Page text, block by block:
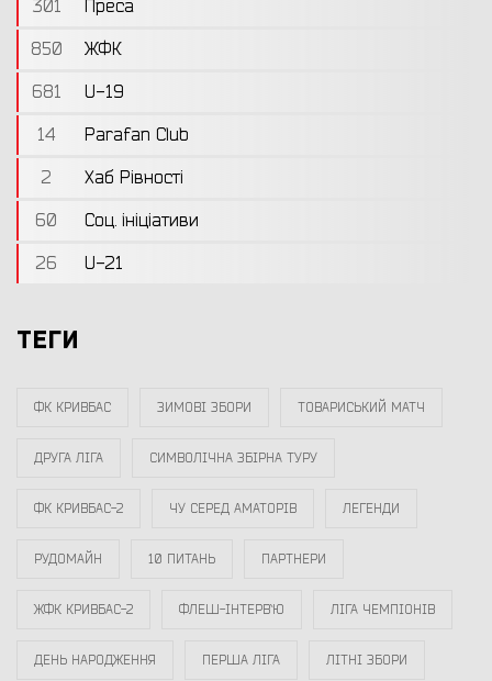
301
Преса
850
ЖФК
681
U-19
14
Parafan Club
2
Хаб Рівності
60
Соц. ініціативи
26
U-21
ТЕГИ
ФК КРИВБАС ЗИМОВІ ЗБОРИ ТОВАРИСЬКИЙ МАТЧ
ДРУГА ЛІГА СИМВОЛІЧНА ЗБІРНА ТУРУ
ФК КРИВБАС-2 ЧУ СЕРЕД АМАТОРІВ ЛЕГЕНДИ
РУДОМАЙН 10 ПИТАНЬ ПАРТНЕРИ
ЖФК КРИВБАС-2 ФЛЕШ-ІНТЕРВ`Ю ЛІГА ЧЕМПІОНІВ
ДЕНЬ НАРОДЖЕННЯ ПЕРША ЛІГА ЛІТНІ ЗБОРИ